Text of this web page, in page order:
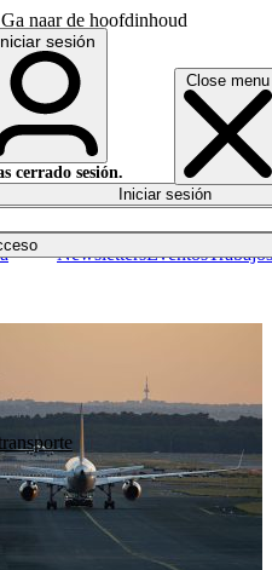
Ga naar de hoofdinhoud
Close menu
NewslettersEventosTrabajos
sesión
cerrado sesión.
Iniciar sesión